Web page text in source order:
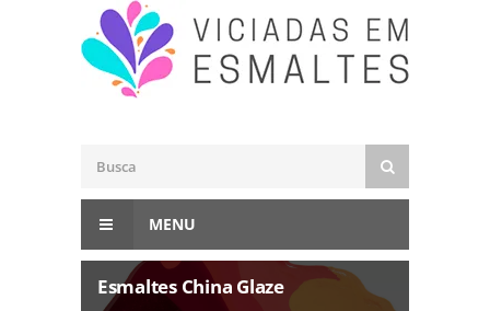
MENU
Esmaltes China Glaze